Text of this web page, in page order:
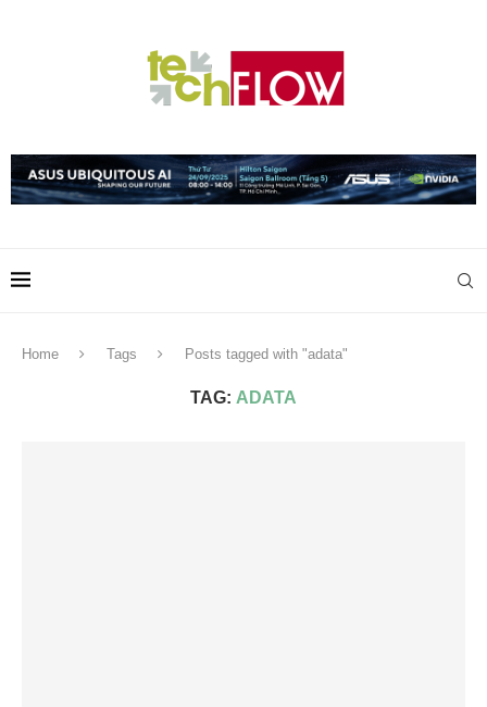
Home Tags Posts tagged with "adata"
TAG: ADATA